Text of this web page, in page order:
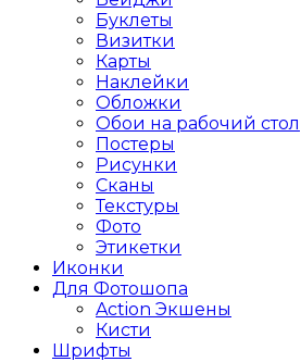
Буклеты
Визитки
Карты
Наклейки
Обложки
Обои на рабочий стол
Постеры
Рисунки
Сканы
Текстуры
Фото
Этикетки
Иконки
Для Фотошопа
Action Экшены
Кисти
Шрифты